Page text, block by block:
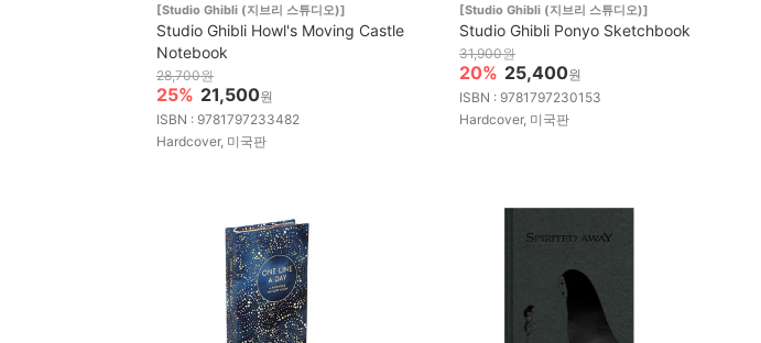
[Studio Ghibli (지브리 스튜디오)]
Studio Ghibli Howl's Moving Castle
Notebook
28,700원
25% 21,500원
ISBN : 9781797233482
Hardcover, 미국판
[Studio Ghibli (지브리 스튜디오)]
Studio Ghibli Ponyo Sketchbook
31,900원
20% 25,400원
ISBN : 9781797230153
Hardcover, 미국판